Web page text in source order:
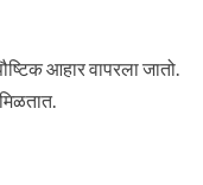
आहार वापरला जातो.